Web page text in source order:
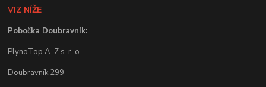
VIZ NÍŽE
Pobočka Doubravník:
PlynoTop A-Z s .r. o.
Doubravník 299